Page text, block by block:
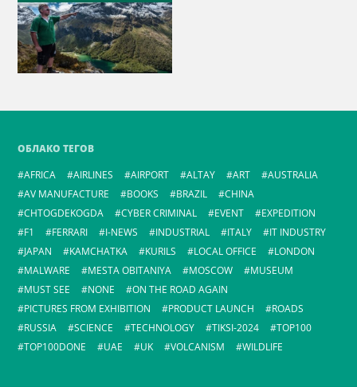
ОБЛАКО ТЕГОВ
AFRICA
AIRLINES AIRPORT ALTAY ART
AUSTRALIA
AV MANUFACTURE
BOOKS BRAZIL
CHINA
CHTOGDEKOGDA
CYBER CRIMINAL EVENT
EXPEDITION
F1
FERRARI I-NEWS INDUSTRIAL ITALY
IT INDUSTRY
JAPAN
KAMCHATKA KURILS LOCAL OFFICE
LONDON
MALWARE
MESTA OBITANIYA MOSCOW
MUSEUM
MUST SEE
NONE
ON THE ROAD AGAIN
PICTURES FROM EXHIBITION
PRODUCT LAUNCH
ROADS
RUSSIA
SCIENCE TECHNOLOGY TIKSI-2024
TOP100
TOP100DONE
UAE UK VOLCANISM WILDLIFE